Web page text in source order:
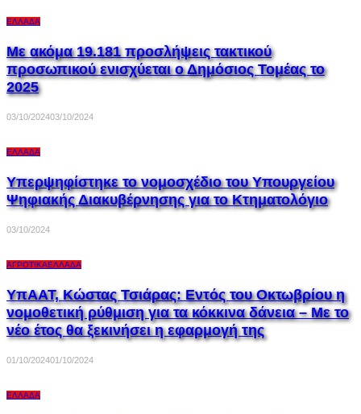
ΕΛΛΆΔΑ
Με ακόμα 19.181 προσλήψεις τακτικού
προσωπικού ενισχύεται ο Δημόσιος Τομέας το
2025
03/10/202403/10/2024
ΕΛΛΆΔΑ
Υπερψηφίστηκε το νομοσχέδιο του Υπουργείου
Ψηφιακής Διακυβέρνησης για το Κτηματολόγιο
03/10/2024
ΑΓΡΟΤΙΚΆΕΛΛΆΔΑ
ΥπΑΑΤ, Κώστας Τσιάρας: Εντός του Οκτωβρίου η
νομοθετική ρύθμιση για τα κόκκινα δάνεια – Με το
νέο έτος θα ξεκινήσει η εφαρμογή της
01/10/202401/10/2024
ΕΛΛΆΔΑ